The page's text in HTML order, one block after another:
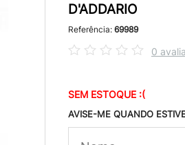
D'ADDARIO
Referência: 69989
0
SEM ESTOQUE :(
AVISE-ME QUANDO